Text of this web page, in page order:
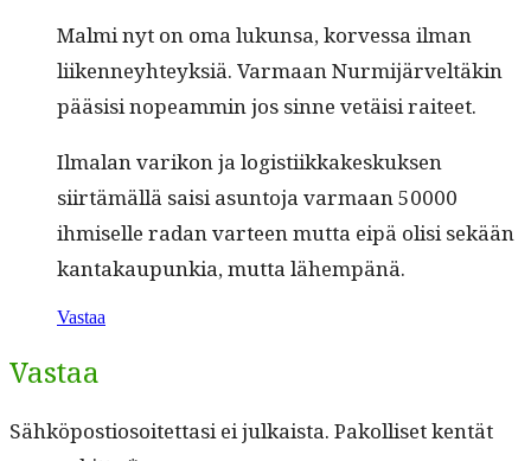
Mal­mi nyt on oma lukun­sa, korves­sa ilman
liiken­ney­hteyk­siä. Var­maan Nur­mi­järveltäkin
pää­sisi nopeam­min jos sinne vetäisi raiteet.
Ilmalan varikon ja logis­ti­ikkakeskuk­sen
siirtämäl­lä saisi asun­to­ja var­maan 50000
ihmiselle radan var­teen mut­ta eipä olisi sekään
kan­takaupunkia, mut­ta lähempänä.
Vastaa
Vastaa
Sähköpostiosoitettasi ei julkaista. Pakolliset kentät